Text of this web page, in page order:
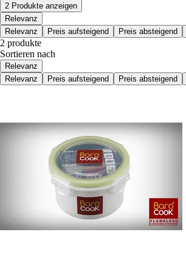
2 Produkte anzeigen
Relevanz
Relevanz
Preis aufsteigend Preis absteigend
2 produkte
Sortieren nach
Relevanz
Relevanz
Preis aufsteigend Preis absteigend